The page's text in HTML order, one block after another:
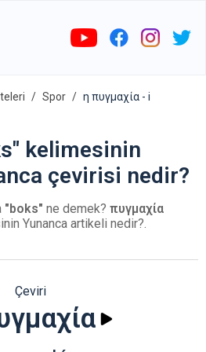
Spor
η πυγμαχία - i
kelimesinin
çevirisi nedir?
"boks" ne demek? πυγμαχία
Yunanca artikeli nedir?.
Çeviri